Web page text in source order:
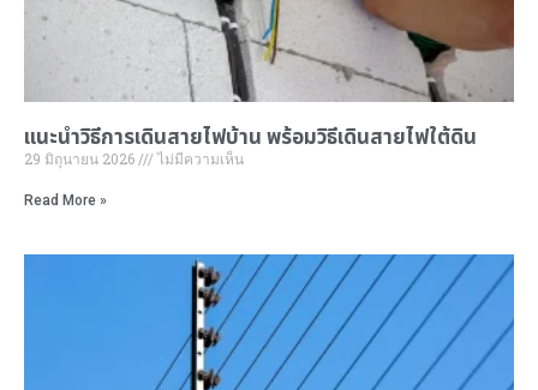
แนะนำวิธีการเดินสายไฟบ้าน พร้อมวิธีเดินสายไฟใต้ดิน
29 มิถุนายน 2026 ไม่มีความเห็น
Read More »